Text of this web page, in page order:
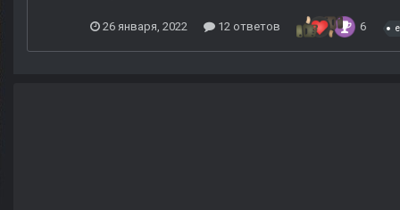
26 января, 2022 12 ответов 6